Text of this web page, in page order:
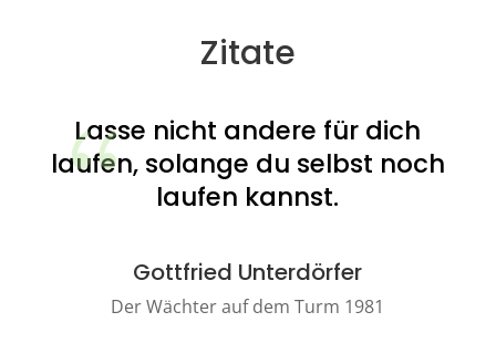
Zitate
Lasse nicht andere für dich
laufen, solange du selbst noch
laufen kannst.
Gottfried Unterdörfer
Der Wächter auf dem Turm 1981